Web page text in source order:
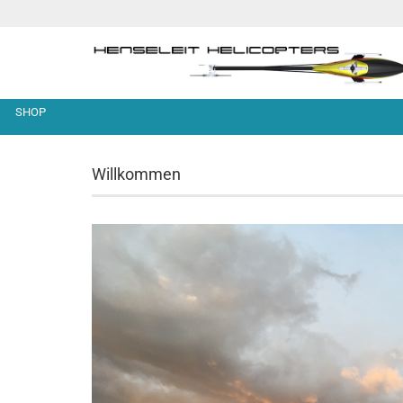
SHOP
TDSF - 1 - Rotorkopf
TDSF - 7 - Ritzelwelle
TDSF - 8 - Heckrohraufnahme
und Riemenumlenkung
und
Willkommen